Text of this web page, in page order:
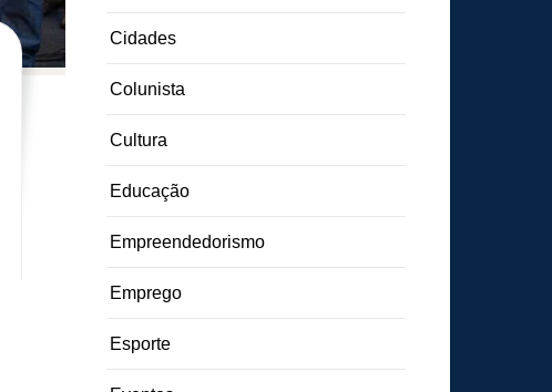
Cidades
Colunista
Cultura
Educação
Empreendedorismo
Emprego
Esporte